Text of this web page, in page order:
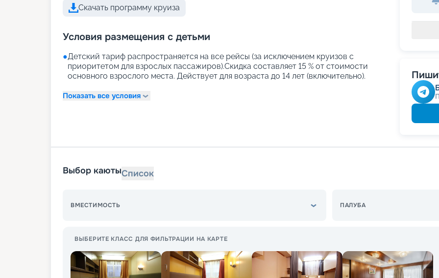
Скачать программу круиза
Условия размещения с детьми
●Детский тариф распространяется на все рейсы (за исключением круизов с
приоритетом для взрослых пассажиров).Скидка составляет 15 % от стоимости
основного взрослого места. Действует для возраста до 14 лет (включительно).
Показать все условия
Выбор каютыСписок
ВМЕСТИМОСТЬ ПАЛУБА
ВЫБЕРИТЕ КЛАСС ДЛЯ ФИЛЬТРАЦИИ НА КАРТЕ